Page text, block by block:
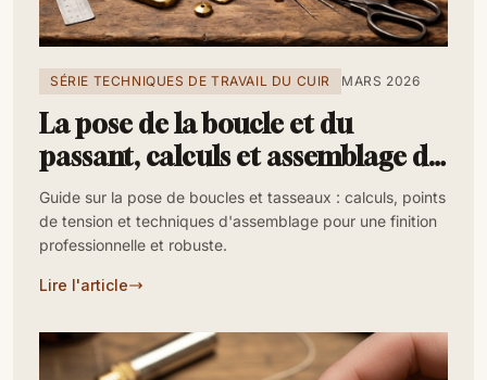
SÉRIE TECHNIQUES DE TRAVAIL DU CUIR MARS 2026
La pose de la boucle et du
passant, calculs et assemblage de
force
Guide sur la pose de boucles et tasseaux : calculs, points
de tension et techniques d'assemblage pour une finition
professionnelle et robuste.
Lire l'article